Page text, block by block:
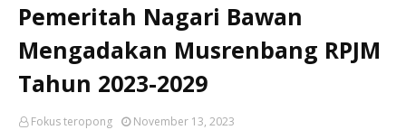
Pemeritah Nagari Bawan
Mengadakan Musrenbang RPJM
Tahun 2023-2029
Fokus teropong November 13, 2023